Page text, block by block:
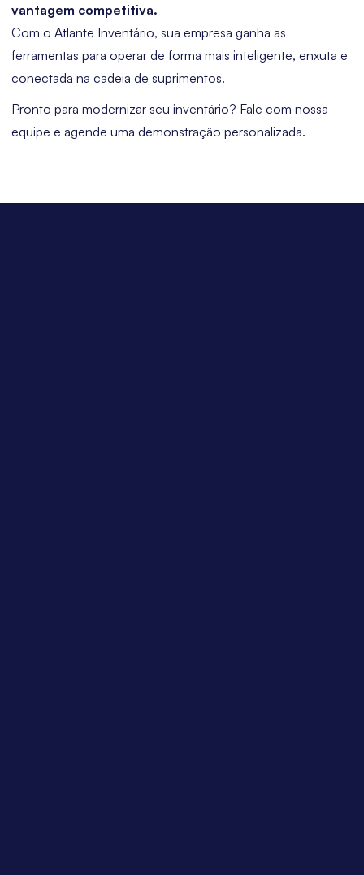
vantagem competitiva.
Com o Atlante Inventário, sua empresa ganha as
ferramentas para operar de forma mais inteligente, enxuta e
conectada na cadeia de suprimentos.
Pronto para modernizar seu inventário? Fale com nossa
equipe e agende uma demonstração personalizada.